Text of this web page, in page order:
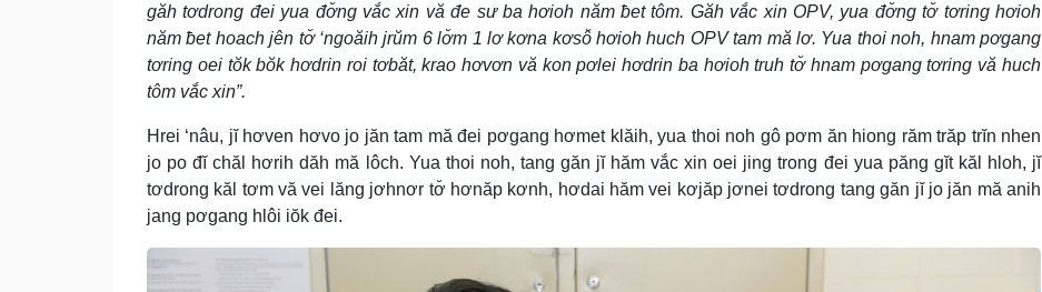
găh tơdrong đei yua đơ̆ng vắc xin vă đe sư ba hơioh năm ƀet tôm. Găh vắc xin OPV, yua đơ̆ng tơ̆ tơring hơioh
năm ƀet hoach jên tơ̆ ‘ngoăih jrŭm 6 lơ̆m 1 lơ kơna kơsô̆ hơioh huch OPV tam mă lơ. Yua thoi noh, hnam pơgang
tơring oei tŏk bŏk hơdrin roi tơbăt, krao hơvơn vă kon pơlei hơdrin ba hơioh truh tơ̆ hnam pơgang tơring vă huch
tôm vắc xin”.
Hrei ‘nâu, jĭ hơven hơvo jo jăn tam mă đei pơgang hơmet klăih, yua thoi noh gô pơm ăn hiong răm trăp trĭn nhen
jo po đĭ chăl hơrih dăh mă lôch. Yua thoi noh, tang găn jĭ hăm vắc xin oei jing trong đei yua păng gĭt kăl hloh, jĭ
tơdrong kăl tơm vă vei lăng jơhnơr tơ̆ hơnăp kơnh, hơdai hăm vei kơjăp jơnei tơdrong tang găn jĭ jo jăn mă anih
jang pơgang hlôi iŏk đei.